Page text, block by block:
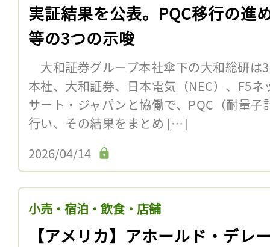
実証結果を公表。PQC移行の進
等の3つの示唆
大和証券グループ本社傘下の大和総研は
本社、大和証券、日本電気（NEC）、F5
サート・ジャパンと協働で、PQC（耐量
行い、その結果をまとめ […]
2026/04/14
小売・宿泊・飲食・店舗
【アメリカ】アホールド・デレ